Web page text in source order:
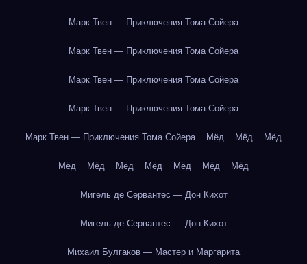
Марк Твен — Приключения Тома Сойера
Марк Твен — Приключения Тома Сойера
Марк Твен — Приключения Тома Сойера
Марк Твен — Приключения Тома Сойера
Марк Твен — Приключения Тома Сойера Мёд Мёд Мёд
Мёд Мёд Мёд Мёд Мёд Мёд Мёд
Мигель де Сервантес — Дон Кихот
Мигель де Сервантес — Дон Кихот
Михаил Булгаков — Мастер и Маргарита